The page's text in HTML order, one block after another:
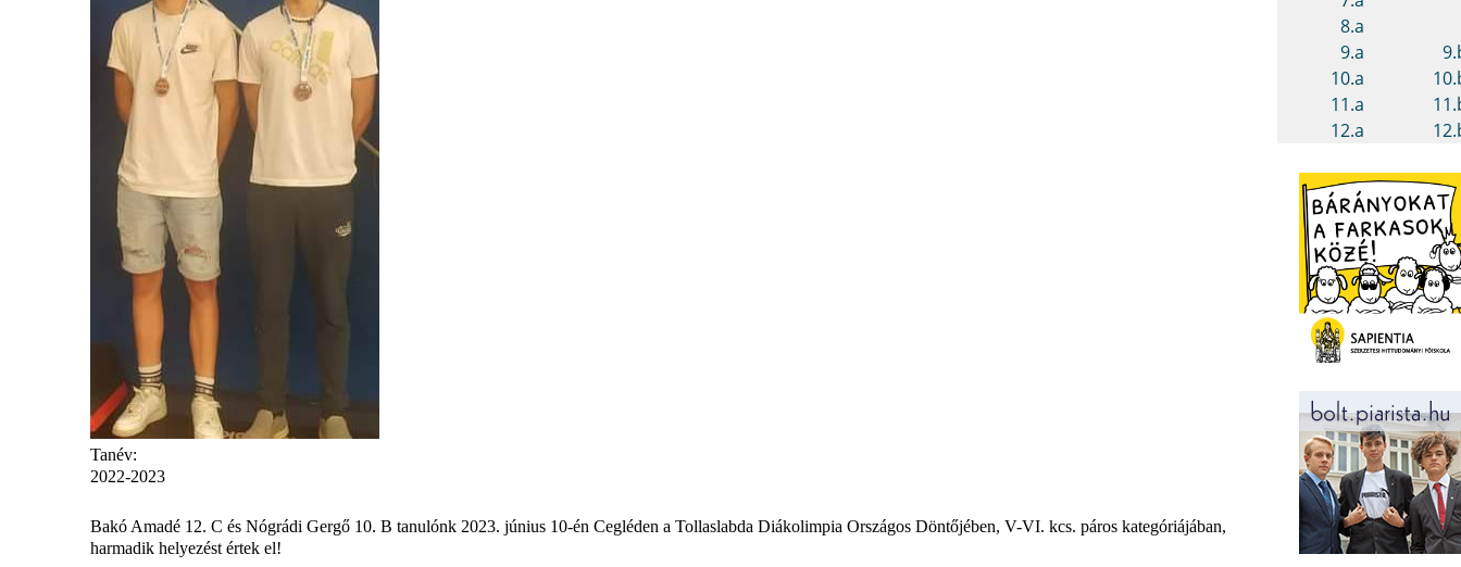
Tanév:
2022-2023
Bakó Amadé 12. C és Nógrádi Gergő 10. B tanulónk 2023. június 10-én Cegléden a Tollaslabda Diákolimpia Országos Döntőjében, V-VI. kcs. páros kategóriájában,
harmadik helyezést értek el!